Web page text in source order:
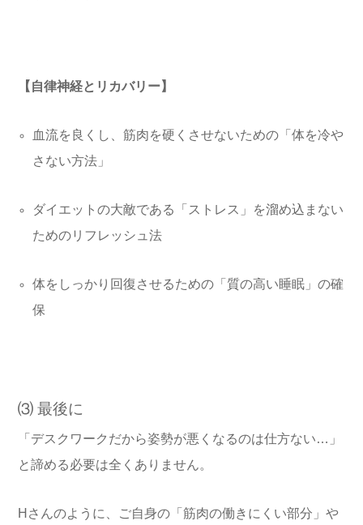
【自律神経とリカバリー】
血流を良くし、筋肉を硬くさせないための「体を冷や
さない方法」
ダイエットの大敵である「ストレス」を溜め込まない
ためのリフレッシュ法
体をしっかり回復させるための「質の高い睡眠」の確
保
⑶ 最後に
「デスクワークだから姿勢が悪くなるのは仕方ない…」
と諦める必要は全くありません。
Hさんのように、ご自身の「筋肉の働きにくい部分」や